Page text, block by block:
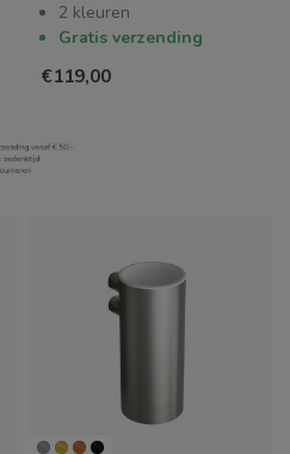
2 kleuren
Gratis verzending
€119,00